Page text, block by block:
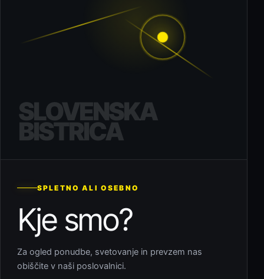
SLOVENSKA
BISTRICA
SPLETNO ALI OSEBNO
Kje smo?
Za ogled ponudbe, svetovanje in prevzem nas
obiščite v naši poslovalnici.